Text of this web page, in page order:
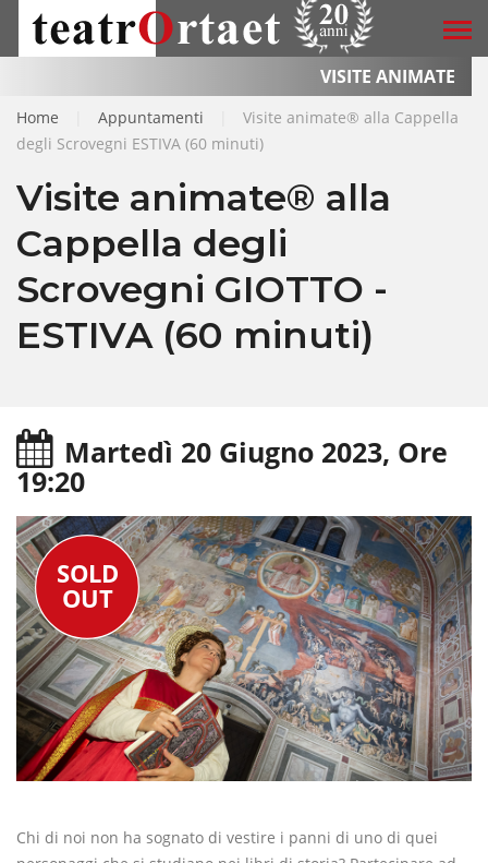
VISITE ANIMATE
Home Appuntamenti
Visite animate® alla Cappella
degli Scrovegni ESTIVA (60 minuti)
Visite animate® alla
Cappella degli
Scrovegni GIOTTO -
ESTIVA (60 minuti)
Martedì 20 Giugno 2023, Ore
19:20
SOLD
OUT
Chi di noi non ha sognato di vestire i panni di uno di quei